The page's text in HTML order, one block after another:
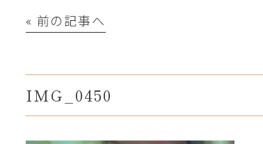
« 前の記事へ
IMG_0450